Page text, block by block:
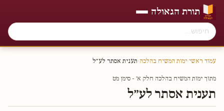
תורת הגאולה
עמוד ראשי›ימות המשיח בהלכה›תענית אסתר לע״ל
מתוך ימות המשיח בהלכה חלק א׳ - סימן מט
תענית אסתר לע״ל